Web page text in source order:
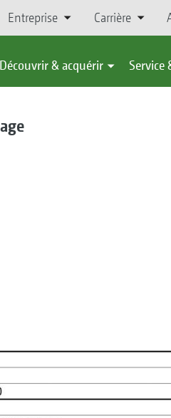
Entreprise Carrière
Découvrir & acquérir Service